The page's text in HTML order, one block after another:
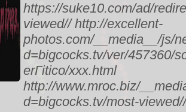
https://suke10.com/ad/
viewed// http://excellent-
photos.com/__media__/js/
d=bigcocks.tv/ver/457360/
erГіtico/xxx.html
http://www.mroc.biz/
d=bigcocks.tv/most-